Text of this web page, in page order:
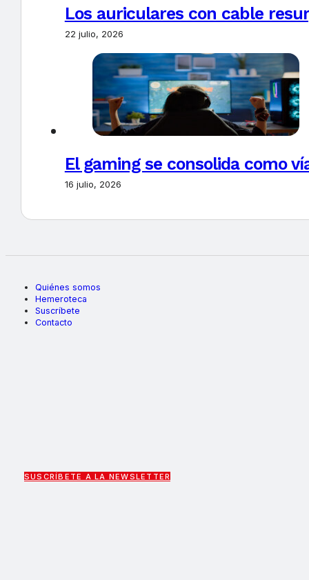
Los auriculares con cable
22 julio, 2026
El gaming se consolida como
16 julio, 2026
Quiénes somos
Hemeroteca
Suscríbete
Contacto
SUSCRÍBETE A LA NEWSLETTER